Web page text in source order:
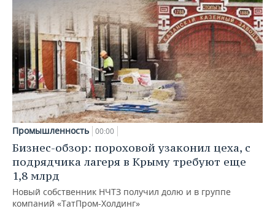
Промышленность 00:00
Бизнес-обзор: пороховой узаконил цеха, с
подрядчика лагеря в Крыму требуют еще
1,8 млрд
Новый собственник НЧТЗ получил долю и в группе
компаний «ТатПром-Холдинг»